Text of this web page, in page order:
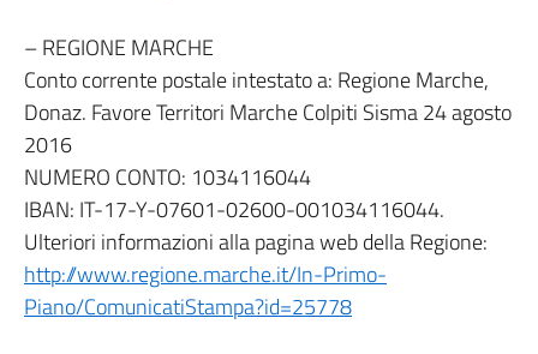
– REGIONE MARCHE
Conto corrente postale intestato a: Regione Marche,
Donaz. Favore Territori Marche Colpiti Sisma 24 agosto
2016
NUMERO CONTO: 1034116044
IBAN: IT-17-Y-07601-02600-001034116044.
Ulteriori informazioni alla pagina web della Regione:
http://www.regione.marche.it/In-Primo-
Piano/ComunicatiStampa?id=25778